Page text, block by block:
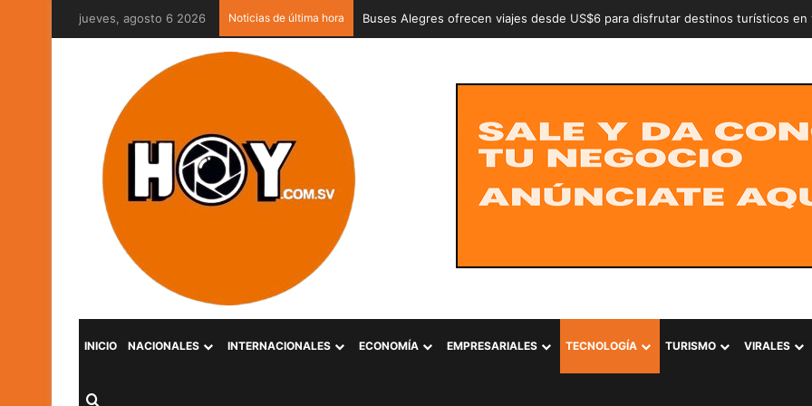
jueves, agosto 6 2026 Noticias de última hora Capturan a dos adolescentes señalados de intentar conformar la estructura
INICIO NACIONALES INTERNACIONALES ECONOMÍA EMPRESARIALES TECNOLOGÍA TURISMO VIRALES
Buscar por